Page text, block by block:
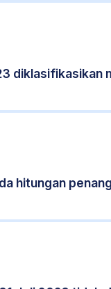
diklasifikasikan
hitungan